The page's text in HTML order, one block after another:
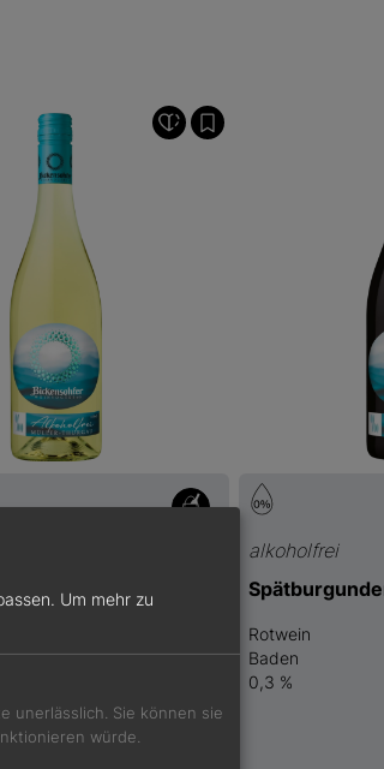
alkoholfrei
alkoholfrei
Rotwein
Baden
0,3 %
Um mehr zu
unerlässlich. Sie können sie
würde.